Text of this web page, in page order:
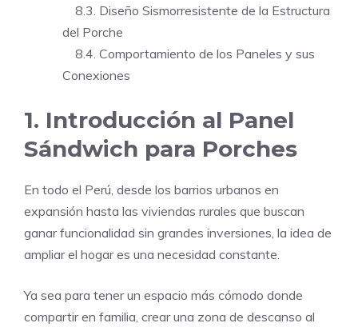
8.3. Diseño Sismorresistente de la Estructura
del Porche
8.4. Comportamiento de los Paneles y sus
Conexiones
1. Introducción al Panel
Sándwich para Porches
En todo el Perú, desde los barrios urbanos en
expansión hasta las viviendas rurales que buscan
ganar funcionalidad sin grandes inversiones, la idea de
ampliar el hogar es una necesidad constante.
Ya sea para tener un espacio más cómodo donde
compartir en familia, crear una zona de descanso al